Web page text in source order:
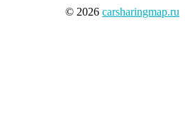
© 2026 carsharingmap.ru